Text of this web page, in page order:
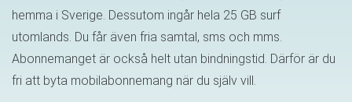
hemma i Sverige. Dessutom ingår hela 25 GB surf
utomlands. Du får även fria samtal, sms och mms.
Abonnemanget är också helt utan bindningstid. Därför är du
fri att byta mobilabonnemang när du själv vill.